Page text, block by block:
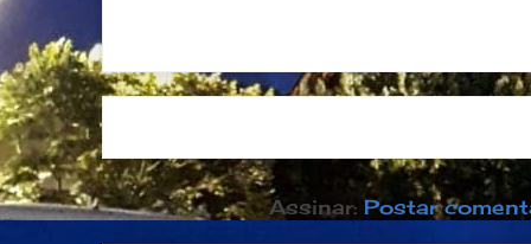
Assinar: Postar